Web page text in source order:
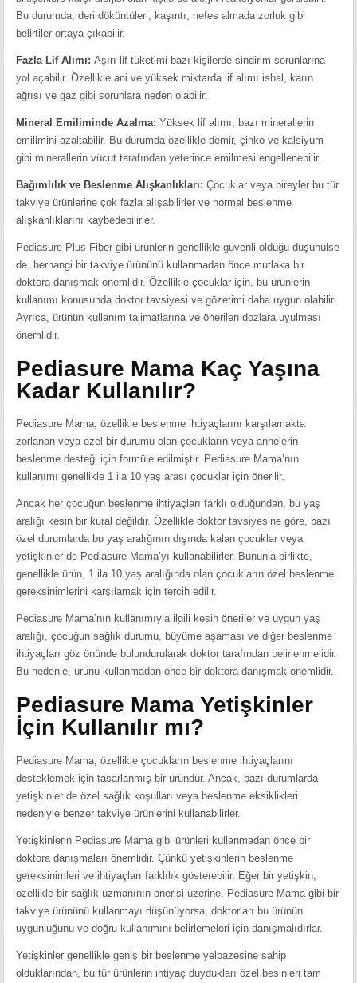
Bu durumda, deri döküntüleri, kaşıntı, nefes almada zorluk gibi
belirtiler ortaya çıkabilir.
Fazla Lif Alımı: Aşırı lif tüketimi bazı kişilerde sindirim sorunlarına
yol açabilir. Özellikle ani ve yüksek miktarda lif alımı ishal, karın
ağrısı ve gaz gibi sorunlara neden olabilir.
Mineral Emiliminde Azalma: Yüksek lif alımı, bazı minerallerin
emilimini azaltabilir. Bu durumda özellikle demir, çinko ve kalsiyum
gibi minerallerin vücut tarafından yeterince emilmesi engellenebilir.
Bağımlılık ve Beslenme Alışkanlıkları: Çocuklar veya bireyler bu tür
takviye ürünlerine çok fazla alışabilirler ve normal beslenme
alışkanlıklarını kaybedebilirler.
Pediasure Plus Fiber gibi ürünlerin genellikle güvenli olduğu düşünülse
de, herhangi bir takviye ürününü kullanmadan önce mutlaka bir
doktora danışmak önemlidir. Özellikle çocuklar için, bu ürünlerin
kullanımı konusunda doktor tavsiyesi ve gözetimi daha uygun olabilir.
Ayrıca, ürünün kullanım talimatlarına ve önerilen dozlara uyulması
önemlidir.
Pediasure Mama Kaç Yaşına
Kadar Kullanılır?
Pediasure Mama, özellikle beslenme ihtiyaçlarını karşılamakta
zorlanan veya özel bir durumu olan çocukların veya annelerin
beslenme desteği için formüle edilmiştir. Pediasure Mama’nın
kullanımı genellikle 1 ila 10 yaş arası çocuklar için önerilir.
Ancak her çocuğun beslenme ihtiyaçları farklı olduğundan, bu yaş
aralığı kesin bir kural değildir. Özellikle doktor tavsiyesine göre, bazı
özel durumlarda bu yaş aralığının dışında kalan çocuklar veya
yetişkinler de Pediasure Mama’yı kullanabilirler. Bununla birlikte,
genellikle ürün, 1 ila 10 yaş aralığında olan çocukların özel beslenme
gereksinimlerini karşılamak için tercih edilir.
Pediasure Mama’nın kullanımıyla ilgili kesin öneriler ve uygun yaş
aralığı, çocuğun sağlık durumu, büyüme aşaması ve diğer beslenme
ihtiyaçları göz önünde bulundurularak doktor tarafından belirlenmelidir.
Bu nedenle, ürünü kullanmadan önce bir doktora danışmak önemlidir.
Pediasure Mama Yetişkinler
İçin Kullanılır mı?
Pediasure Mama, özellikle çocukların beslenme ihtiyaçlarını
desteklemek için tasarlanmış bir üründür. Ancak, bazı durumlarda
yetişkinler de özel sağlık koşulları veya beslenme eksiklikleri
nedeniyle benzer takviye ürünlerini kullanabilirler.
Yetişkinlerin Pediasure Mama gibi ürünleri kullanmadan önce bir
doktora danışmaları önemlidir. Çünkü yetişkinlerin beslenme
gereksinimleri ve ihtiyaçları farklılık gösterebilir. Eğer bir yetişkin,
özellikle bir sağlık uzmanının önerisi üzerine, Pediasure Mama gibi bir
takviye ürününü kullanmayı düşünüyorsa, doktorları bu ürünün
uygunluğunu ve doğru kullanımını belirlemeleri için danışmalıdırlar.
Yetişkinler genellikle geniş bir beslenme yelpazesine sahip
olduklarından, bu tür ürünlerin ihtiyaç duydukları özel besinleri tam